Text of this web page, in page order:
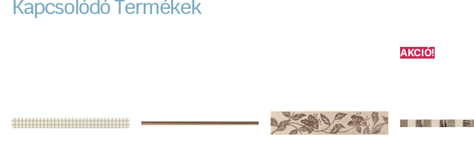
Kapcsolódó Termékek
AKCIÓ!